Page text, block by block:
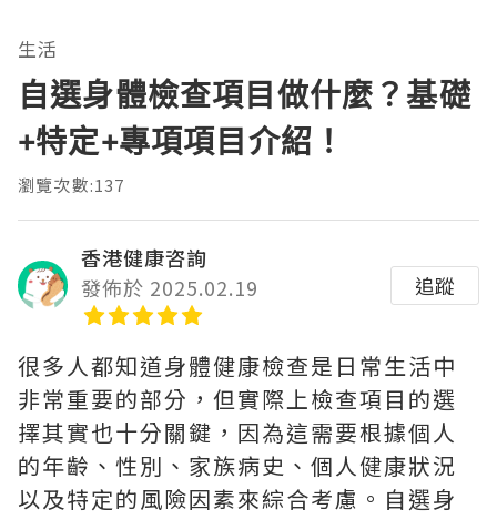
生活
自選身體檢查項目做什麼？基礎
+特定+專項項目介紹！
瀏覽次數:137
香港健康咨詢
發佈於 2025.02.19
追蹤
很多人都知道身體健康檢查是日常生活中
非常重要的部分，但實際上檢查項目的選
擇其實也十分關鍵，因為這需要根據個人
的年齡、性別、家族病史、個人健康狀況
以及特定的風險因素來綜合考慮。自選身